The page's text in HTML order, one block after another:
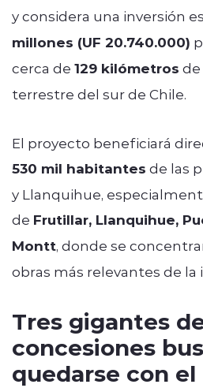
y considera una inversión
millones (UF 20.740.000)
cerca de 129 kilómetros de
terrestre del sur de Chile.
El proyecto beneficiará
530 mil habitantes de las
y Llanquihue,
de Frutillar, Llanquihue,
Montt, donde se
obras más relevantes de la
Tres gigantes
concesiones
quedarse con